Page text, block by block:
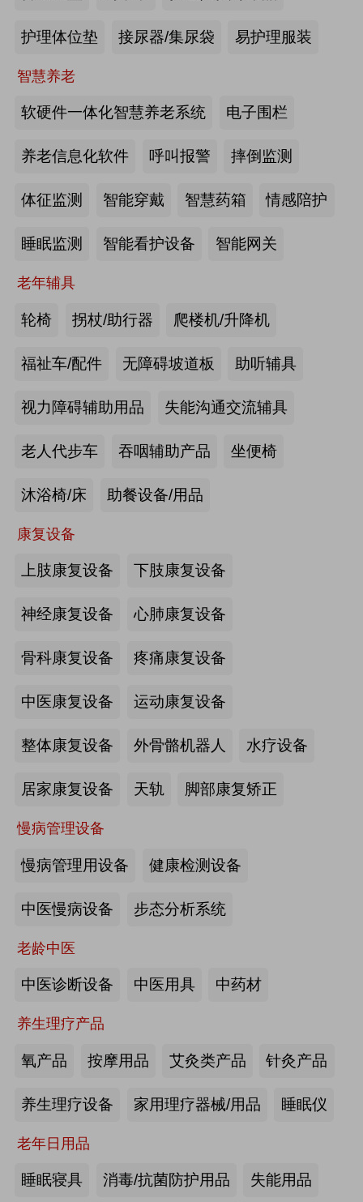
护理体位垫 接尿器/集尿袋 易护理服装
智慧养老
软硬件一体化智慧养老系统 电子围栏
养老信息化软件 呼叫报警 摔倒监测
体征监测 智能穿戴 智慧药箱 情感陪护
睡眠监测 智能看护设备 智能网关
老年辅具
轮椅 拐杖/助行器 爬楼机/升降机
福祉车/配件 无障碍坡道板 助听辅具
视力障碍辅助用品 失能沟通交流辅具
老人代步车 吞咽辅助产品 坐便椅
沐浴椅/床 助餐设备/用品
康复设备
上肢康复设备 下肢康复设备
神经康复设备 心肺康复设备
骨科康复设备 疼痛康复设备
中医康复设备 运动康复设备
整体康复设备 外骨骼机器人 水疗设备
居家康复设备 天轨 脚部康复矫正
慢病管理设备
慢病管理用设备 健康检测设备
中医慢病设备 步态分析系统
老龄中医
中医诊断设备 中医用具 中药材
养生理疗产品
氧产品 按摩用品 艾灸类产品 针灸产品
养生理疗设备 家用理疗器械/用品 睡眠仪
老年日用品
睡眠寝具 消毒/抗菌防护用品 失能用品
步开放
来源:养老福祉圈 2026-07-23
施数量已达39.6万个
来源:中国新闻网
展千人老年脑健康专项关爱活动
来源:养老福祉圈 2026-07-13
焕新银发日常 虹桥镇持续推进老年
友好社区建设工作
未来医养 · 智建绿康——中国医养融
来源:注册会员
海量养老行业资源
【如愿】升降浴室柜-海尔智慧康养
来源:注册会员
海尔电动轮椅-海尔智慧康养
来源:注册会员
懒人血压计M8-海尔智慧康养
来源:注册会员